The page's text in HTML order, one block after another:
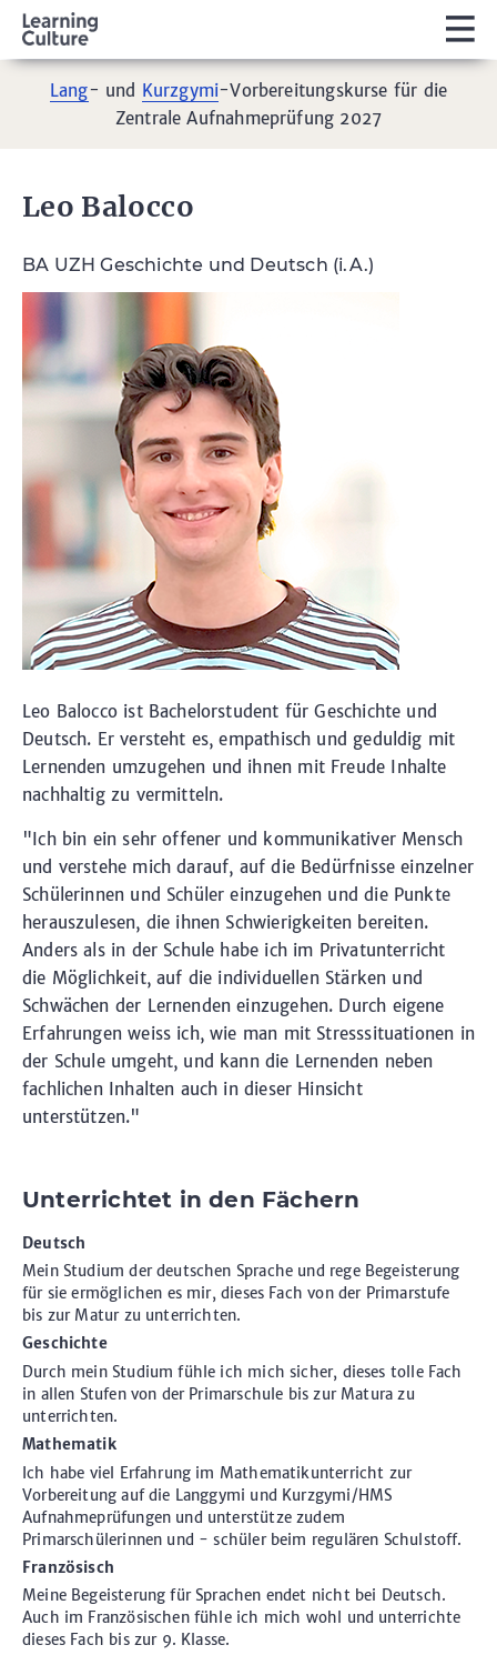
Lang- und Kurzgymi-Vorbereitungskurse für die
Zentrale Aufnahmeprüfung 2027
Leo Balocco
BA UZH Geschichte und Deutsch (i.A.)
Leo Balocco ist Bachelorstudent für Geschichte und
Deutsch. Er versteht es, empathisch und geduldig mit
Lernenden umzugehen und ihnen mit Freude Inhalte
nachhaltig zu vermitteln.
"Ich bin ein sehr offener und kommunikativer Mensch
und verstehe mich darauf, auf die Bedürfnisse einzelner
Schülerinnen und Schüler einzugehen und die Punkte
herauszulesen, die ihnen Schwierigkeiten bereiten.
Anders als in der Schule habe ich im Privatunterricht
die Möglichkeit, auf die individuellen Stärken und
Schwächen der Lernenden einzugehen. Durch eigene
Erfahrungen weiss ich, wie man mit Stresssituationen in
der Schule umgeht, und kann die Lernenden neben
fachlichen Inhalten auch in dieser Hinsicht
unterstützen."
Unterrichtet in den Fächern
Deutsch
Mein Studium der deutschen Sprache und rege Begeisterung
für sie ermöglichen es mir, dieses Fach von der Primarstufe
bis zur Matur zu unterrichten.
Geschichte
Durch mein Studium fühle ich mich sicher, dieses tolle Fach
in allen Stufen von der Primarschule bis zur Matura zu
unterrichten.
Mathematik
Ich habe viel Erfahrung im Mathematikunterricht zur
Vorbereitung auf die Langgymi und Kurzgymi/HMS
Aufnahmeprüfungen und unterstütze zudem
Primarschülerinnen und - schüler beim regulären Schulstoff.
Französisch
Meine Begeisterung für Sprachen endet nicht bei Deutsch.
Auch im Französischen fühle ich mich wohl und unterrichte
dieses Fach bis zur 9. Klasse.